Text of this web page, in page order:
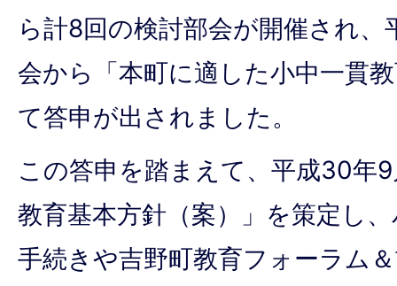
ら計8回の検討部会が開催され
会から「本町に適した小中一貫
て答申が出されました。
この答申を踏まえて、平成30年
教育基本方針（案）」を策定し
手続きや吉野町教育フォーラム